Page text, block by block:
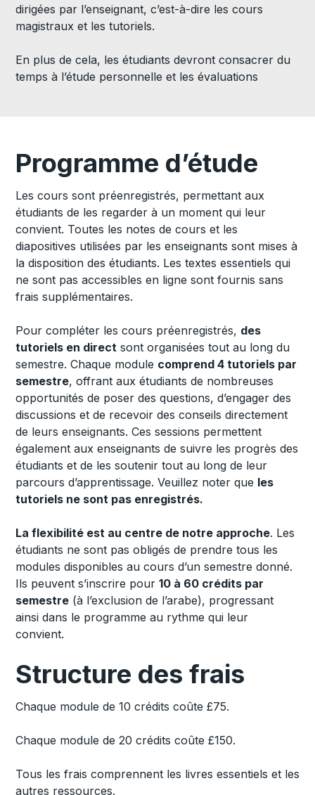
dirigées par l’enseignant, c’est-à-dire les cours
magistraux et les tutoriels.
En plus de cela, les étudiants devront consacrer du
temps à l’étude personnelle et les évaluations
Programme d’étude
Les cours sont préenregistrés, permettant aux
étudiants de les regarder à un moment qui leur
convient. Toutes les notes de cours et les
diapositives utilisées par les enseignants sont mises à
la disposition des étudiants. Les textes essentiels qui
ne sont pas accessibles en ligne sont fournis sans
frais supplémentaires.
Pour compléter les cours préenregistrés, des
tutoriels en direct sont organisées tout au long du
semestre. Chaque module comprend 4 tutoriels par
semestre, offrant aux étudiants de nombreuses
opportunités de poser des questions, d’engager des
discussions et de recevoir des conseils directement
de leurs enseignants. Ces sessions permettent
également aux enseignants de suivre les progrès des
étudiants et de les soutenir tout au long de leur
parcours d’apprentissage. Veuillez noter que les
tutoriels ne sont pas enregistrés.
La flexibilité est au centre de notre approche. Les
étudiants ne sont pas obligés de prendre tous les
modules disponibles au cours d’un semestre donné.
Ils peuvent s’inscrire pour 10 à 60 crédits par
semestre (à l’exclusion de l’arabe), progressant
ainsi dans le programme au rythme qui leur
convient.
Structure des frais
Chaque module de 10 crédits coûte £75.
Chaque module de 20 crédits coûte £150.
Tous les frais comprennent les livres essentiels et les
autres ressources.